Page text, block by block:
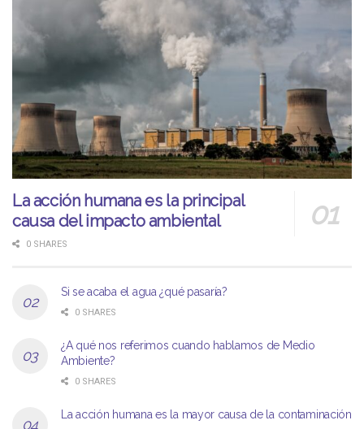
La acción humana es la principal
causa del impacto ambiental
0 SHARES
Si se acaba el agua ¿qué pasaría?
0 SHARES
¿A qué nos referimos cuando hablamos de Medio
Ambiente?
0 SHARES
La acción humana es la mayor causa de la contaminación